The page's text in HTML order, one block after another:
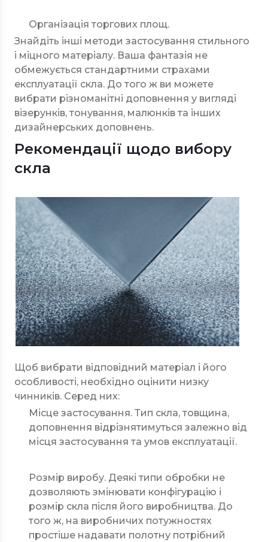
Організація торгових площ.
Знайдіть інші методи застосування стильного
і міцного матеріалу. Ваша фантазія не
обмежується стандартними страхами
експлуатації скла. До того ж ви можете
вибрати різноманітні доповнення у вигляді
візерунків, тонування, малюнків та інших
дизайнерських доповнень.
Рекомендації щодо вибору
скла
Щоб вибрати відповідний матеріал і його
особливості, необхідно оцінити низку
чинників. Серед них:
Місце застосування. Тип скла, товщина,
доповнення відрізнятимуться залежно від
місця застосування та умов експлуатації.
Розмір виробу. Деякі типи обробки не
дозволяють змінювати конфігурацію і
розмір скла після його виробництва. До
того ж, на виробничих потужностях
простіше надавати полотну потрібний